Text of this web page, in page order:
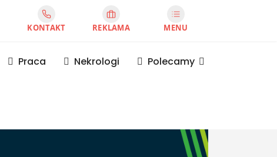
KONTAKT REKLAMA MENU
Praca Nekrologi Polecamy